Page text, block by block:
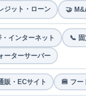
ジット・ローン 🤝
インターネット 📞
ーターサーバー
販・ECサイト 🍔 フー